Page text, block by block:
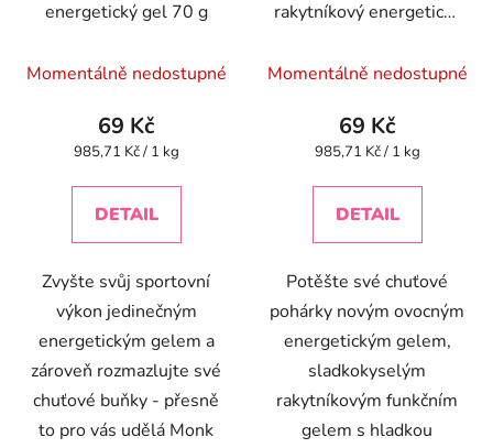
energetický gel 70 g
Momentálně nedostupné
69 Kč
Měrná
985,71 Kč / 1 kg
DETAIL
Zvyšte svůj sportovní
výkon jedinečným
energetickým gelem a
zároveň rozmazlujte své
chuťové buňky - přesně
to pro vás udělá Monk
rakytníkový energetický
Momentálně nedostupné
69 Kč
Měrná
985,71 Kč / 1 kg
DETAIL
Potěšte své chuťové
pohárky novým ovocným
energetickým gelem,
sladkokyselým
rakytníkovým funkčním
gelem s hladkou